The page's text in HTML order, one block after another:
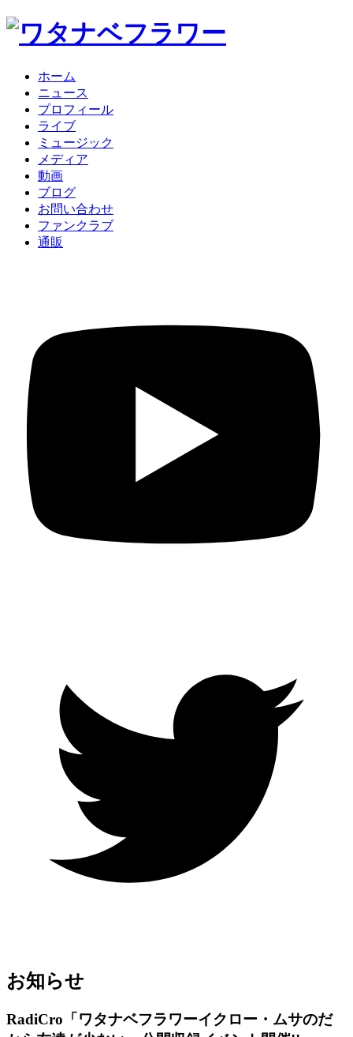
ホーム
ニュース
プロフィール
ライブ
ミュージック
メディア
動画
ブログ
お問い合わせ
ファンクラブ
通販
お知らせ
RadiCro「ワタナベフラワーイクロー・ムサのだ